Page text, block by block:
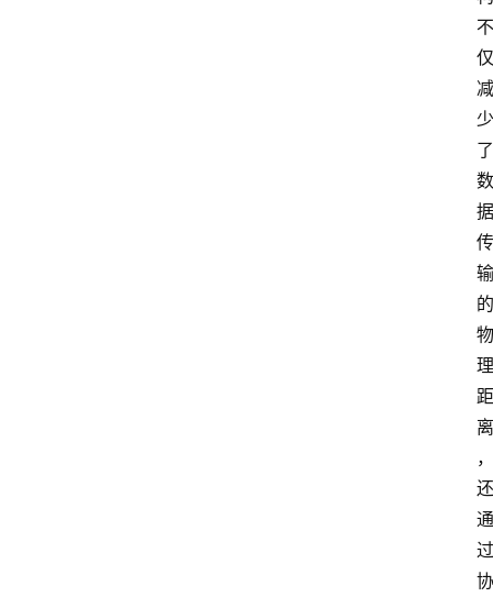
不
仅
减
少
了
数
据
传
输
的
物
理
距
离
，
还
通
过
协